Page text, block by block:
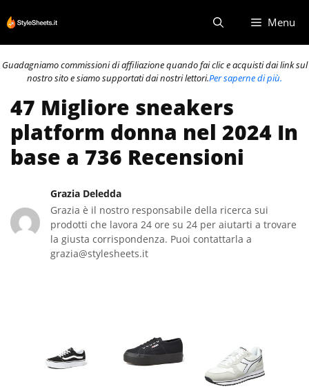
al
contenuto
Menu
Guadagniamo commissioni di affiliazione quando fai clic e acquisti dai link sul
nostro sito e siamo supportati dai nostri lettori.Per saperne di più.
47 Migliore sneakers
platform donna nel 2024 In
base a 736 Recensioni
Grazia Deledda
Grazia è il nostro responsabile della ricerca sui
prodotti che lavora 24 ore su 24 per aiutarti a trovare
la giusta corrispondenza. Puoi contattarla a
grazia@stylesheets.it